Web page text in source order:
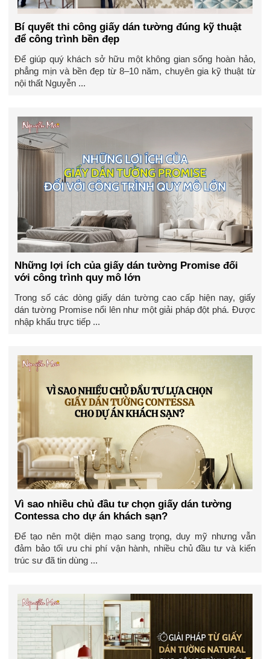
Bí quyết thi công giấy dán tường đúng kỹ thuật
để công trình bền đẹp
Để giúp quý khách sở hữu một không gian sống hoàn hảo,
phẳng mịn và bền đẹp từ 8–10 năm, chuyên gia kỹ thuật từ
nội thất Nguyễn ...
Những lợi ích của giấy dán tường Promise đối
với công trình quy mô lớn
Trong số các dòng giấy dán tường cao cấp hiện nay, giấy
dán tường Promise nổi lên như một giải pháp đột phá. Được
nhập khẩu trực tiếp ...
Vì sao nhiều chủ đầu tư chọn giấy dán tường
Contessa cho dự án khách sạn?
Để tạo nên một diện mạo sang trọng, duy mỹ nhưng vẫn
đảm bảo tối ưu chi phí vận hành, nhiều chủ đầu tư và kiến
trúc sư đã tin dùng ...